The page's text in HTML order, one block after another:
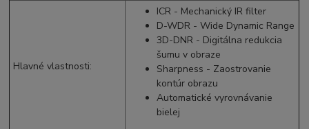
Hlavné vlastnosti:
ICR - Mechanický IR filter
D-WDR - Wide Dynamic Range
3D-DNR - Digitálna redukcia
šumu v obraze
Sharpness - Zaostrovanie
kontúr obrazu
Automatické vyrovnávanie
bielej